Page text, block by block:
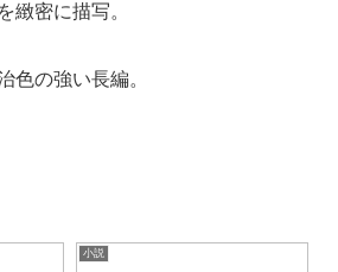
緻密に描写。
色の強い長編。
小説